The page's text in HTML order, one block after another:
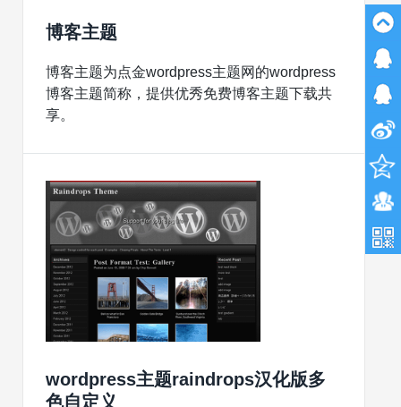
博客主题
博客主题为点金wordpress主题网的wordpress
博客主题简称，提供优秀免费博客主题下载共
享。
wordpress主题raindrops汉化版多
色自定义